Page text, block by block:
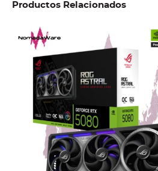
Productos Relacionados